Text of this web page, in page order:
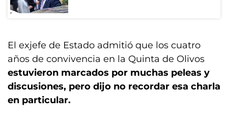
El exjefe de Estado admitió que los cuatro
años de convivencia en la Quinta de Olivos
estuvieron marcados por muchas peleas y
discusiones, pero dijo no recordar esa charla
en particular.